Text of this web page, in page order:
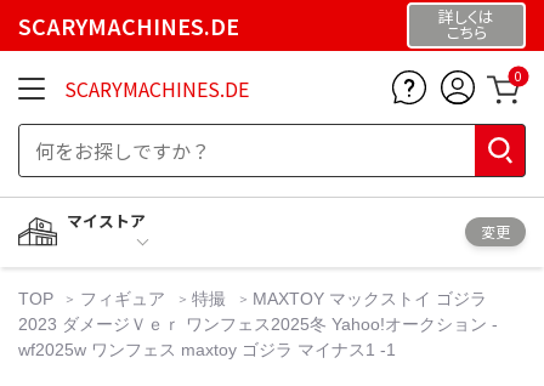
SCARYMACHINES.DE 詳しくは
こちら
SCARYMACHINES.DE 0
マイストア
変更
TOP フィギュア 特撮
MAXTOY マックストイ ゴジラ
2023 ダメージＶｅｒ ワンフェス2025冬 Yahoo!オークション -
wf2025w ワンフェス maxtoy ゴジラ マイナス1 -1